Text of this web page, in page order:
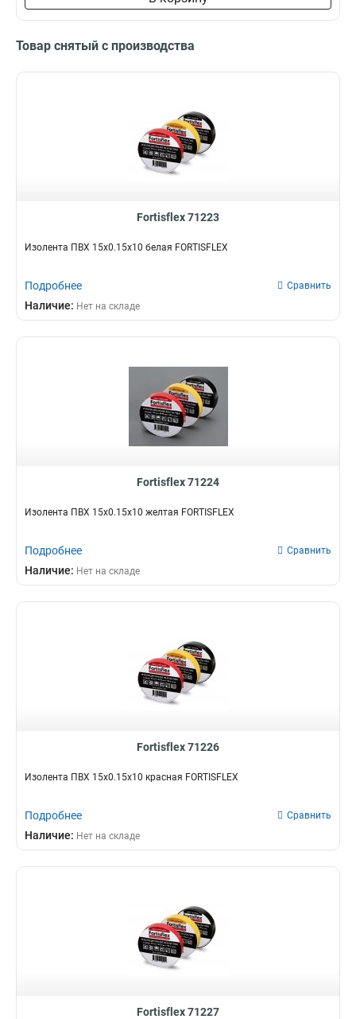
Товар снятый с производства
Fortisflex 71223
Изолента ПВХ 15х0.15х10 белая FORTISFLEX
Подробнее Сравнить
Наличие: Нет на складе
Fortisflex 71224
Изолента ПВХ 15х0.15х10 желтая FORTISFLEX
Подробнее Сравнить
Наличие: Нет на складе
Fortisflex 71226
Изолента ПВХ 15х0.15х10 красная FORTISFLEX
Подробнее Сравнить
Наличие: Нет на складе
Fortisflex 71227